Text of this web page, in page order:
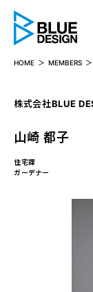
HOME MEMBERS
山崎 都子
株式会社BLUE
住宅課
ガーデナー